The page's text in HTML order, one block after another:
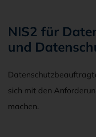
NIS2 für
und
sich mit den
machen.